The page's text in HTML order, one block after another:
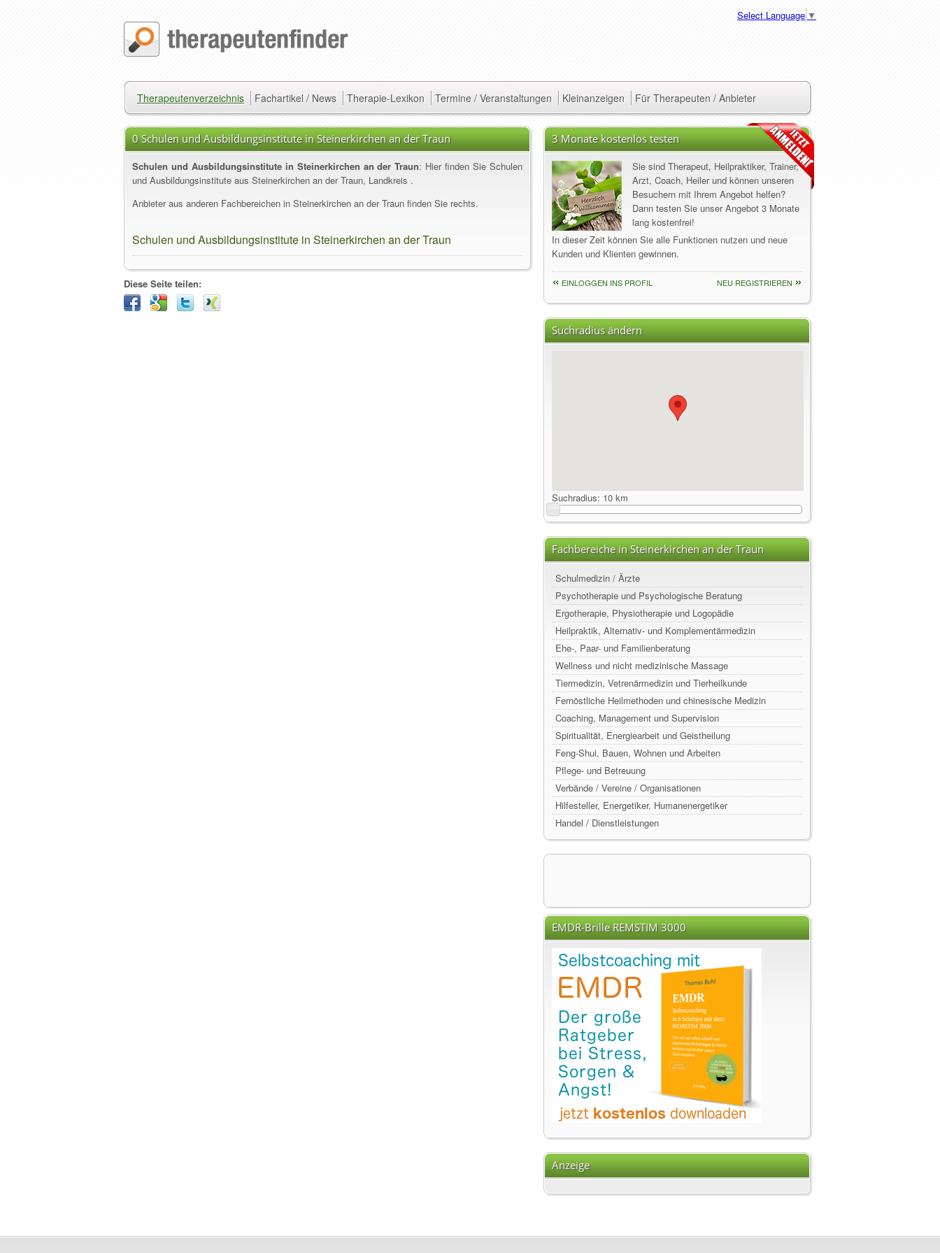
Select Language ▼
Therapeutenverzeichnis Fachartikel / News Therapie-Lexikon Termine / Veranstaltungen Kleinanzeigen Für Therapeuten / Anbieter
0 Schulen und Ausbildungsinstitute in Steinerkirchen an der Traun
Schulen und Ausbildungsinstitute in Steinerkirchen an der Traun: Hier finden Sie Schulen
und Ausbildungsinstitute aus Steinerkirchen an der Traun, Landkreis .
Anbieter aus anderen Fachbereichen in Steinerkirchen an der Traun finden Sie rechts.
Schulen und Ausbildungsinstitute in Steinerkirchen an der Traun
Diese Seite teilen:
3 Monate kostenlos testen
Sie sind Therapeut, Heilpraktiker, Trainer,
Arzt, Coach, Heiler und können unseren
Besuchern mit Ihrem Angebot helfen?
Dann testen Sie unser Angebot 3 Monate
lang kostenfrei!
In dieser Zeit können Sie alle Funktionen nutzen und neue
Kunden und Klienten gewinnen.
EINLOGGEN INS PROFIL NEU REGISTRIEREN
Suchradius ändern
Suchradius: 10 km
Fachbereiche in Steinerkirchen an der Traun
Schulmedizin / Ärzte
Psychotherapie und Psychologische Beratung
Ergotherapie, Physiotherapie und Logopädie
Heilpraktik, Alternativ- und Komplementärmedizin
Ehe-, Paar- und Familienberatung
Wellness und nicht medizinische Massage
Tiermedizin, Vetrenärmedizin und Tierheilkunde
Fernöstliche Heilmethoden und chinesische Medizin
Coaching, Management und Supervision
Spiritualität, Energiearbeit und Geistheilung
Feng-Shui, Bauen, Wohnen und Arbeiten
Pflege- und Betreuung
Verbände / Vereine / Organisationen
Hilfesteller, Energetiker, Humanenergetiker
Handel / Dienstleistungen
EMDR-Brille REMSTIM 3000
Anzeige